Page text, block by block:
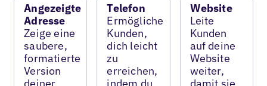
Angezeigte
Adresse
Zeige eine
saubere,
formatierte
Version
deiner
Telefon
Ermögliche
Kunden,
dich leicht
zu
erreichen,
indem du
Website
Leite
Kunden
auf deine
Website
weiter,
damit sie